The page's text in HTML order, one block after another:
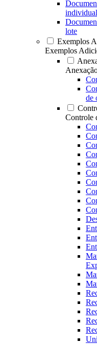
individual
lote
Exemplos
Exemplos
de
Controle